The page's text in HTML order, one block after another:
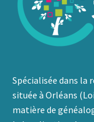
Spécialisée dans la
située à Orléans
matière de